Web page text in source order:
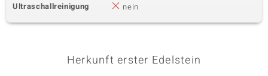
Ultraschallreinigung
nein
Herkunft erster Edelstein